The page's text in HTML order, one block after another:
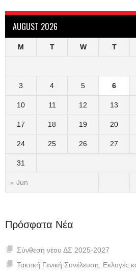
AUGUST 2026
M T W T
« Jun
3 4 5 6
10 11 12 13
17 18 19 20
24 25 26 27
31
Πρόσφατα Νέα
Σύνθεση νέου ΔΣ 2025-2027
Τακτική Γενική Συνέλευση, Εκλογές